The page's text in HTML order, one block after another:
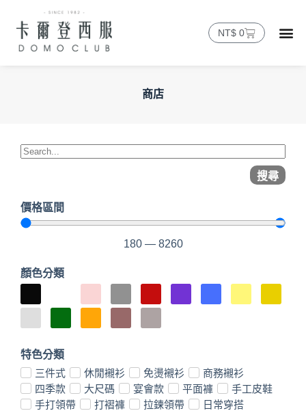
NT$ 0
商店
搜尋
價格區間
180 — 8260
顏色分類
特色分類
三件式
休閒襯衫 免燙襯衫
商務襯衫
四季款
大尺碼 宴會款 平面褲
手工皮鞋
手打領帶
打褶褲 拉鍊領帶
日常穿搭